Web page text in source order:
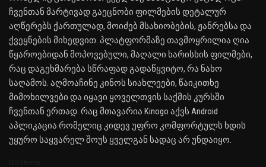
ჩვენთან მარტივად გაეცნობი ფილმების დეტალურ
აღწერებს ქართულად, მოიძებ მსახიობების, ჟანრებსა და
ქვეყნების მიხედვით. პლატფორმაზე თავმოყრილია ღია
წყაროებიდან მოპოვებული, მაღალი ხარისხის ფილმები,
რაც დაგეხმარება სწრაფად გადაწყვიტო, რა ნახო
საღამოს. აღმოაჩინე კინოს სიახლეები, წაიკითხე
მიმოხილვები და იყავი ყოველთვის საქმის კურსში
ჩვენთან ერთად. რაც მთავარია Kinogo აქვს Android
აპლიკაცია რომელიც კიდევ უფრო კომფორტულს ხდის
უყურო საყვარელ შოუს ყველგან სადაც არ უნდაიყო.